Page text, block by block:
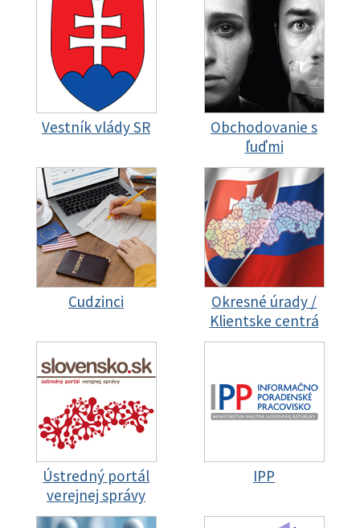
Vestník vlády SR
Obchodovanie s
ľuďmi
Cudzinci
Okresné úrady /
Klientske centrá
Ústredný portál
verejnej správy
IPP